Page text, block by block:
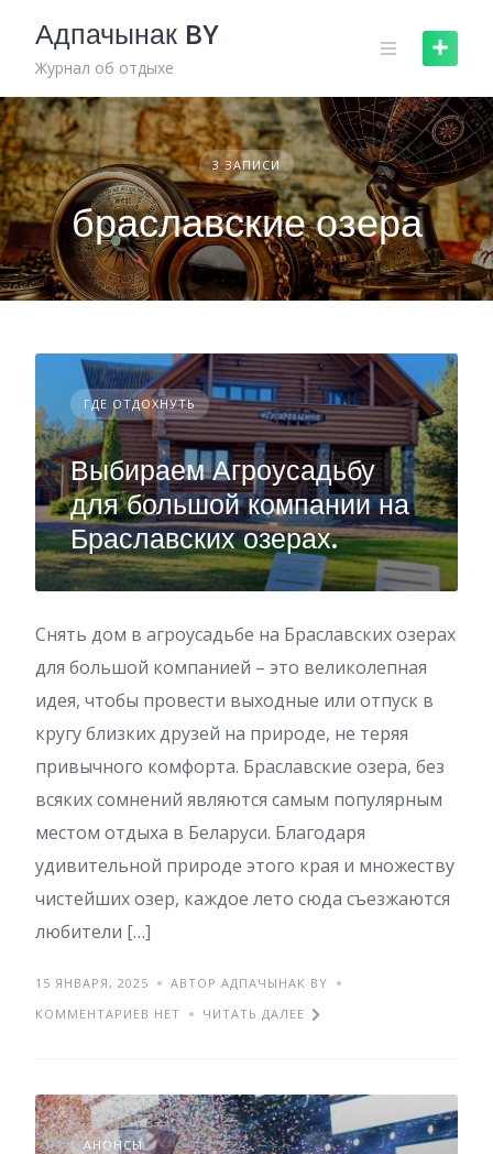
content
Адпачынак BY
Журнал об отдыхе
3 ЗАПИСИ
браславские озера
ГДЕ ОТДОХНУТЬ
Выбираем Агроусадьбу
для большой компании на
Браславских озерах.
Снять дом в агроусадьбе на Браславских озерах
для большой компанией – это великолепная
идея, чтобы провести выходные или отпуск в
кругу близких друзей на природе, не теряя
привычного комфорта. Браславские озера, без
всяких сомнений являются самым популярным
местом отдыха в Беларуси. Благодаря
удивительной природе этого края и множеству
чистейших озер, каждое лето сюда съезжаются
любители […]
15 ЯНВАРЯ, 2025
АВТОР АДПАЧЫНАК BY
КОММЕНТАРИЕВ НЕТ
ЧИТАТЬ ДАЛЕЕ
АНОНСЫ